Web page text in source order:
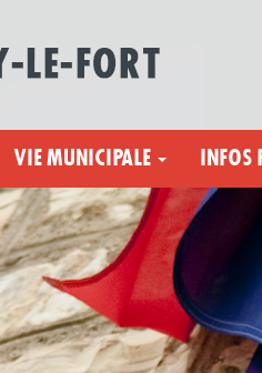
VIE MUNICIPALE